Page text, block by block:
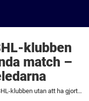
klubben
match –
Nyförvärvet lämnar SHL-klubben utan att ha gjort en enda match – flyttar norrut till serieledarna